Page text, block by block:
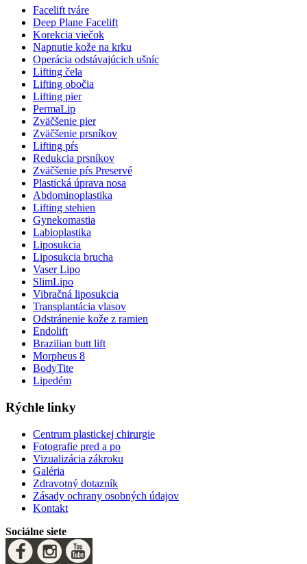
Facelift tváre
Deep Plane Facelift
Korekcia viečok
Napnutie kože na krku
Operácia odstávajúcich ušníc
Lifting čela
Lifting obočia
Lifting pier
PermaLip
Zväčšenie pier
Zväčšenie prsníkov
Lifting pŕs
Redukcia prsníkov
Zväčšenie pŕs Preservé
Plastická úprava nosa
Abdominoplastika
Lifting stehien
Gynekomastia
Labioplastika
Liposukcia
Liposukcia brucha
Vaser Lipo
SlimLipo
Vibračná liposukcia
Transplantácia vlasov
Odstránenie kože z ramien
Endolift
Brazilian butt lift
Morpheus 8
BodyTite
Lipedém
Rýchle linky
Centrum plastickej chirurgie
Fotografie pred a po
Vizualizácia zákroku
Galéria
Zdravotný dotazník
Zásady ochrany osobných údajov
Kontakt
Sociálne siete